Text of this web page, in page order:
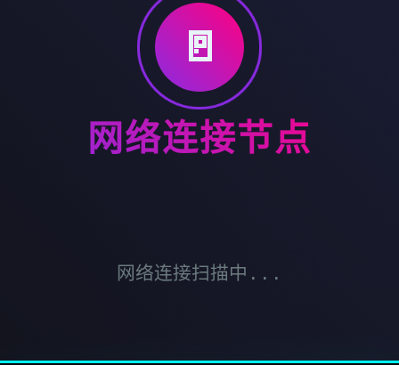
🚪
网络连接节点
网络连接扫描中...